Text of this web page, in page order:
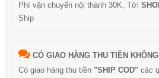
Phí vận chuyển nội thành 30K, Tới
Ship
CÓ GIAO HÀNG THU TIỀN
Có giao hàng thu tiền "SHIP COD" các